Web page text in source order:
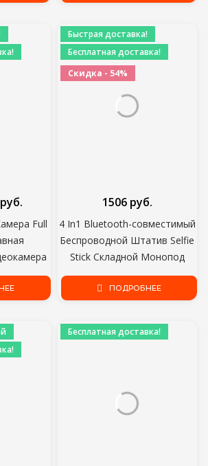
Stick Затвор
Full
cam
Voice
Быстрая доставка!
Бесплатная доставка!
Скидка - 54%
4 In1 Bluetooth-совместимый
Беспроводной Штатив Selfie
Stick Складной Монопод
Универсальный для
Смартфонов для Спортивных
1506 руб.
ПОДРОБНЕЕ
Бесплатная доставка!